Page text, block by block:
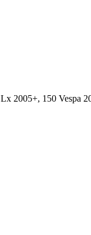
2005+, 150 Vespa